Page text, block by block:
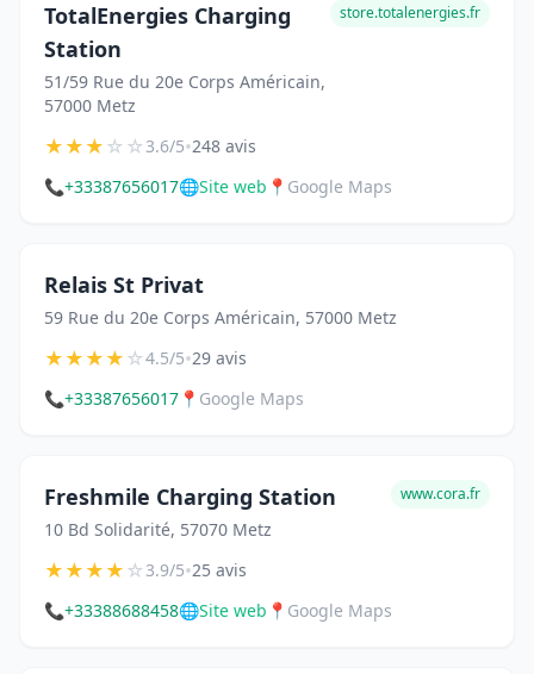
TotalEnergies Charging
Station
51/59 Rue du 20e Corps Américain,
57000 Metz
store.totalenergies.fr
★★★☆☆3.6/5•248 avis
📞+33387656017🌐Site web 📍 Google Maps
Relais St Privat
59 Rue du 20e Corps Américain, 57000 Metz
★★★★☆4.5/5•29 avis
📞+33387656017 📍 Google Maps
Freshmile Charging Station
10 Bd Solidarité, 57070 Metz
www.cora.fr
★★★★☆3.9/5•25 avis
📞+33388688458🌐Site web 📍 Google Maps